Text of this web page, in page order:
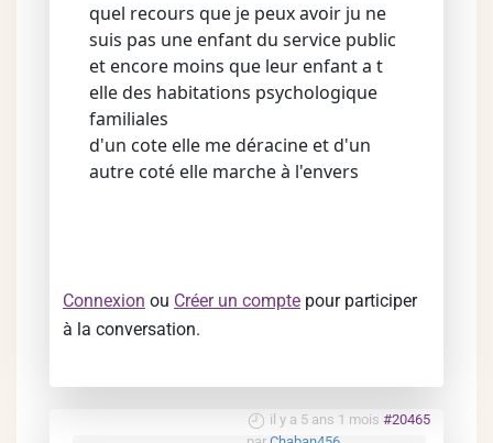
quel recours que je peux avoir ju ne
suis pas une enfant du service public
et encore moins que leur enfant a t
elle des habitations psychologique
familiales
d'un cote elle me déracine et d'un
autre coté elle marche à l'envers
Connexion ou Créer un compte pour participer
à la conversation.
il y a 5 ans 1 mois #20465